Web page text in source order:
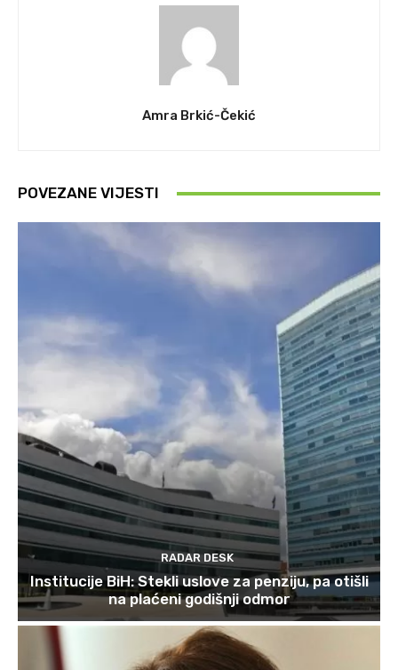
Amra Brkić-Čekić
POVEZANE VIJESTI
RADAR DESK
Institucije BiH: Stekli uslove za penziju, pa otišli
na plaćeni godišnji odmor